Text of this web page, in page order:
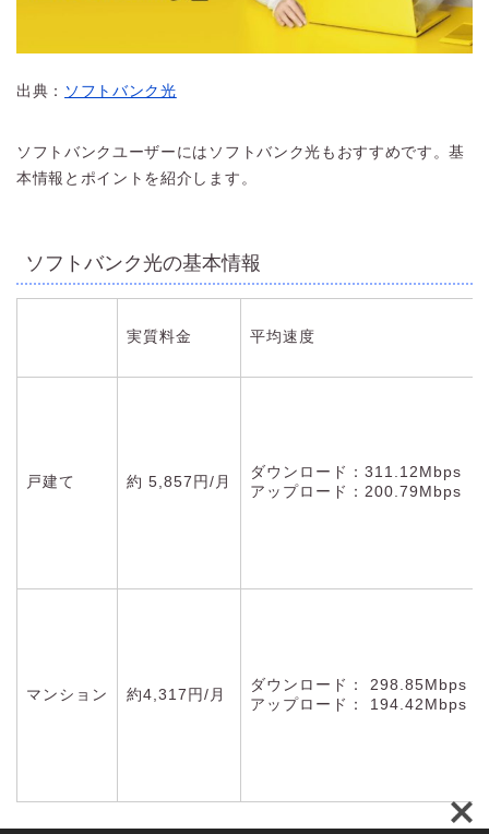
出典： ソフトバンク光
ソフトバンクユーザーにはソフトバンク光もおすすめです。基
本情報とポイントを紹介します。
ソフトバンク光の基本情報
実質料金 平均速度
戸建て 約 5,857円/月
ダウンロード：311.12Mbps
アップロード：200.79Mbps
マンション 約4,317円/月
ダウンロード： 298.85Mbps
アップロード： 194.42Mbps